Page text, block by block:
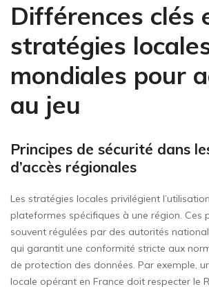
Différences clés
stratégies
mondiales pour
au jeu
Principes de sécurité dans
d’accès régionales
Les stratégies locales privilégient
plateformes spécifiques à une région. Ces
souvent régulées par des autorités
qui garantit une conformité stricte aux
de protection des données. Par exemple,
locale opérant en France doit respecter le